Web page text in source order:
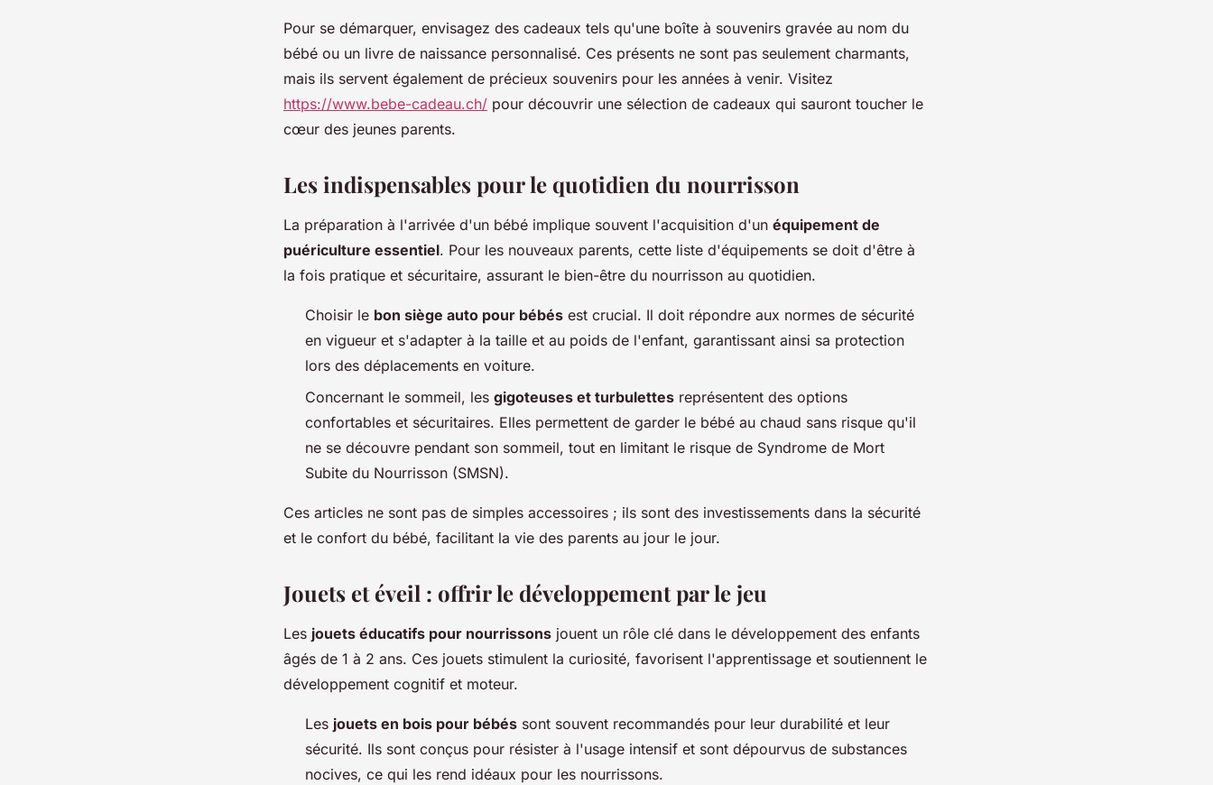
Pour se démarquer, envisagez des cadeaux tels qu'une boîte à souvenirs gravée au nom du
bébé ou un livre de naissance personnalisé. Ces présents ne sont pas seulement charmants,
mais ils servent également de précieux souvenirs pour les années à venir. Visitez
https://www.bebe-cadeau.ch/ pour découvrir une sélection de cadeaux qui sauront toucher le
cœur des jeunes parents.
Les indispensables pour le quotidien du nourrisson
La préparation à l'arrivée d'un bébé implique souvent l'acquisition d'un équipement de
puériculture essentiel. Pour les nouveaux parents, cette liste d'équipements se doit d'être à
la fois pratique et sécuritaire, assurant le bien-être du nourrisson au quotidien.
Choisir le bon siège auto pour bébés est crucial. Il doit répondre aux normes de sécurité
en vigueur et s'adapter à la taille et au poids de l'enfant, garantissant ainsi sa protection
lors des déplacements en voiture.
Concernant le sommeil, les gigoteuses et turbulettes représentent des options
confortables et sécuritaires. Elles permettent de garder le bébé au chaud sans risque qu'il
ne se découvre pendant son sommeil, tout en limitant le risque de Syndrome de Mort
Subite du Nourrisson (SMSN).
Ces articles ne sont pas de simples accessoires ; ils sont des investissements dans la sécurité
et le confort du bébé, facilitant la vie des parents au jour le jour.
Jouets et éveil : offrir le développement par le jeu
Les jouets éducatifs pour nourrissons jouent un rôle clé dans le développement des enfants
âgés de 1 à 2 ans. Ces jouets stimulent la curiosité, favorisent l'apprentissage et soutiennent le
développement cognitif et moteur.
Les jouets en bois pour bébés sont souvent recommandés pour leur durabilité et leur
sécurité. Ils sont conçus pour résister à l'usage intensif et sont dépourvus de substances
nocives, ce qui les rend idéaux pour les nourrissons.